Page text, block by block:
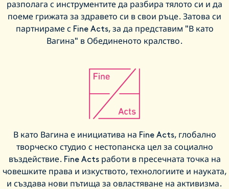
разполага с инструментите да разбира тялото си и да
поеме грижата за здравето си в свои ръце. Затова си
партнираме с Fine Acts, за да представим "В като
Вагина" в Обединеното кралство.
В като Вагина е инициатива на Fine Acts, глобално
творческо студио с нестопанска цел за социално
въздействие. Fine Acts работи в пресечната точка на
човешките права и изкуството, технологиите и науката,
и създава нови пътища за овластяване на активизма.